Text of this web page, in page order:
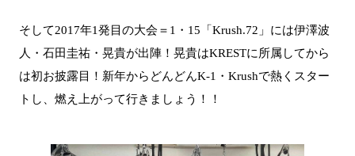
そして2017年1発目の大会＝1・15「Krush.72」には伊澤波
人・石田圭祐・晃貴が出陣！晃貴はKRESTに所属してから
は初お披露目！新年からどんどんK-1・Krushで熱くスター
トし、燃え上がって行きましょう！！